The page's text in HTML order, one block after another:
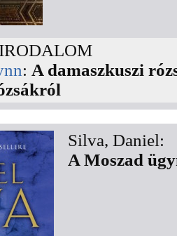
: A damaszkuszi
Silva, Daniel:
A Moszad